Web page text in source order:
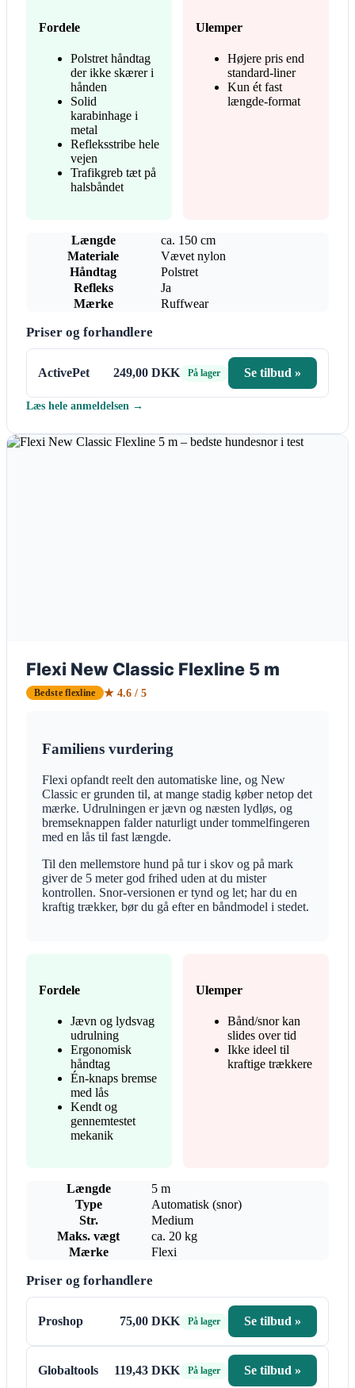
Fordele
Polstret håndtag
der ikke skærer i
hånden
Solid
karabinhage i
metal
Refleksstribe hele
vejen
Trafikgreb tæt på
halsbåndet
Ulemper
Højere pris end
standard-liner
Kun ét fast
længde-format
Længde
ca. 150 cm
Materiale
Vævet nylon
Håndtag
Polstret
Refleks
Ja
Mærke
Ruffwear
Priser og forhandlere
ActivePet 249,00 DKK På lager Se tilbud »
Læs hele anmeldelsen →
Flexi New Classic Flexline 5 m
Bedste flexline ★ 4.6 / 5
Familiens vurdering
Flexi opfandt reelt den automatiske line, og New
Classic er grunden til, at mange stadig køber netop det
mærke. Udrulningen er jævn og næsten lydløs, og
bremseknappen falder naturligt under tommelfingeren
med en lås til fast længde.
Til den mellemstore hund på tur i skov og på mark
giver de 5 meter god frihed uden at du mister
kontrollen. Snor-versionen er tynd og let; har du en
kraftig trækker, bør du gå efter en båndmodel i stedet.
Fordele
Jævn og lydsvag
udrulning
Ergonomisk
håndtag
Én-knaps bremse
med lås
Kendt og
gennemtestet
mekanik
Ulemper
Bånd/snor kan
slides over tid
Ikke ideel til
kraftige trækkere
Længde
5 m
Type
Automatisk (snor)
Str.
Medium
Maks. vægt
ca. 20 kg
Mærke
Flexi
Priser og forhandlere
Proshop 75,00 DKK På lager Se tilbud »
Globaltools 119,43 DKK På lager Se tilbud »